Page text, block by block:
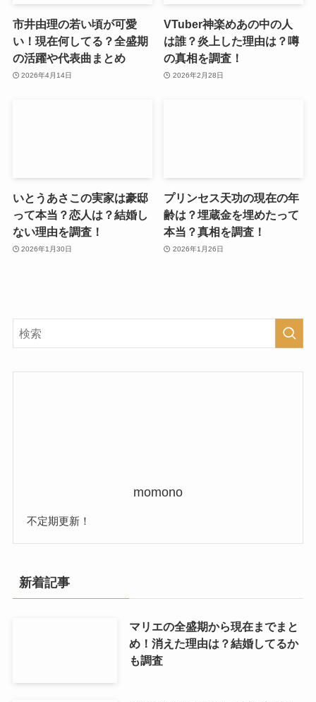
市井由理の若い頃が可愛
い！現在何してる？全盛期
の活躍や代表曲まとめ
2026年4月14日
VTuber神楽めあの中の人
は誰？炎上した理由は？噂
の真相を調査！
2026年2月28日
いとうあさこの実家は豪邸
って本当？恋人は？結婚し
ない理由を調査！
2026年1月30日
プリンセス天功の現在の年
齢は？埋蔵金を埋めたって
本当？真相を調査！
2026年1月26日
momono
不定期更新！
新着記事
マリエの全盛期から現在までまと
め！消えた理由は？結婚してるか
も調査